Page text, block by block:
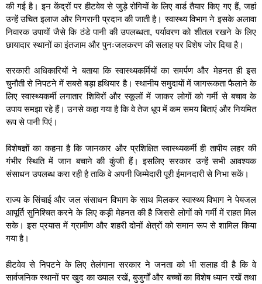
की गई है। इन केंद्रों पर हीटवेव से जुड़े रोगियों के लिए वार्ड तैयार किए गए हैं, जहां
उन्हें उचित इलाज और निगरानी प्रदान की जाती है। स्वास्थ्य विभाग ने इसके अलावा
निवारक उपायों जैसे कि ठंडे पानी की उपलब्धता, पर्यावरण को शीतल रखने के लिए
छायादार स्थानों का इंतजाम और पुनःजलकरण की सलाह पर विशेष जोर दिया है।
सरकारी अधिकारियों ने बताया कि स्वास्थ्यकर्मियों का समर्पण और मेहनत ही इस
चुनौती से निपटने में सबसे बड़ा हथियार है। स्थानीय समुदायों में जागरूकता फैलाने के
लिए स्वास्थ्यकर्मी लगातार शिविरों और स्कूलों में जाकर लोगों को गर्मी से बचाव के
उपाय समझा रहे हैं। उनसे कहा गया है कि वे तेज धूप में कम समय बिताएं और नियमित
रूप से पानी पिएं।
विशेषज्ञों का कहना है कि जानकार और प्रशिक्षित स्वास्थ्यकर्मी ही तापीय लहर की
गंभीर स्थिति में जान बचाने की कुंजी हैं। इसलिए सरकार उन्हें सभी आवश्यक
संसाधन उपलब्ध करा रही है ताकि वे अपनी जिम्मेदारी पूरी ईमानदारी से निभा सकें।
राज्य के सिंचाई और जल संसाधन विभाग के साथ मिलकर स्वास्थ्य विभाग ने पेयजल
आपूर्ति सुनिश्चित करने के लिए कड़ी मेहनत की है जिससे लोगों को गर्मी में राहत मिल
सके। इस प्रयास में ग्रामीण और शहरी दोनों क्षेत्रों को समान रूप से शामिल किया
गया है।
हीटवेव से निपटने के लिए तेलंगाना सरकार ने जनता को भी सलाह दी है कि वे
सार्वजनिक स्थानों पर खुद का ख्याल रखें, बुजुर्गों और बच्चों का विशेष ध्यान रखें तथा